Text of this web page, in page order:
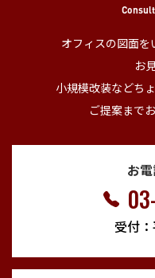
オフィスの図面を
お
小規模改装などち
ご提案まで
お
受付